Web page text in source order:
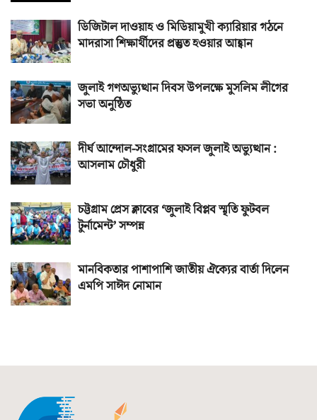
ডিজিটাল দাওয়াহ ও মিডিয়ামুখী ক্যারিয়ার গঠনে
মাদরাসা শিক্ষার্থীদের প্রস্তুত হওয়ার আহ্বান
জুলাই গণঅভ্যুত্থান দিবস উপলক্ষে মুসলিম লীগের
সভা অনুষ্ঠিত
দীর্ঘ আন্দোল-সংগ্রামের ফসল জুলাই অভ্যুত্থান :
আসলাম চৌধুরী
চট্টগ্রাম প্রেস ক্লাবের ‘জুলাই বিপ্লব স্মৃতি ফুটবল
টুর্নামেন্ট’ সম্পন্ন
মানবিকতার পাশাপাশি জাতীয় ঐক্যের বার্তা দিলেন
এমপি সাঈদ নোমান